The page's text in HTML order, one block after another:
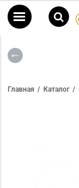
Главная Каталог